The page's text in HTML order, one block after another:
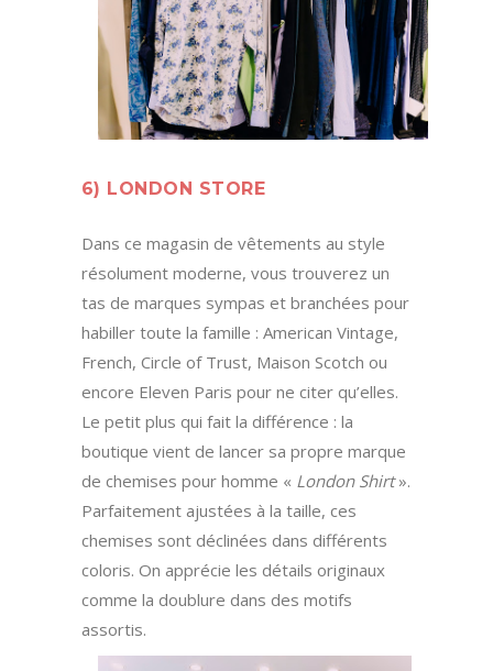
6) LONDON STORE
Dans ce magasin de vêtements au style
résolument moderne, vous trouverez un
tas de marques sympas et branchées pour
habiller toute la famille : American Vintage,
French, Circle of Trust, Maison Scotch ou
encore Eleven Paris pour ne citer qu’elles.
Le petit plus qui fait la différence : la
boutique vient de lancer sa propre marque
de chemises pour homme « London Shirt».
Parfaitement ajustées à la taille, ces
chemises sont déclinées dans différents
coloris. On apprécie les détails originaux
comme la doublure dans des motifs
assortis.